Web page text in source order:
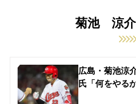
菊池 涼介
広島・菊池涼
氏「何をやる